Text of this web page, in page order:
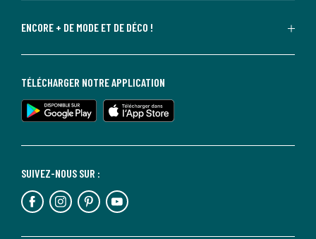
ENCORE + DE MODE ET DE DÉCO !
SUIVEZ-NOUS SUR :
TÉLÉCHARGER NOTRE APPLICATION